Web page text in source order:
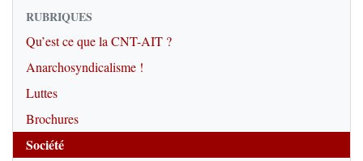
RUBRIQUES
Qu’est ce que la CNT-AIT ?
Anarchosyndicalisme !
Luttes
Brochures
Société